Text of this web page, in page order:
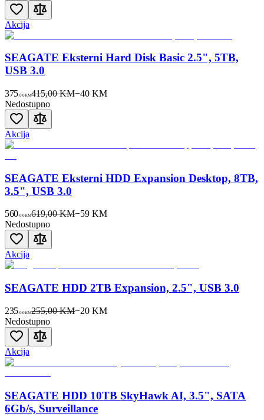
Akcija
SEAGATE Eksterni Hard Disk Basic 2.5", 5TB,
USB 3.0
375 00KM415,00 KM−40 KM
Nedostupno
Akcija
SEAGATE Eksterni HDD Expansion Desktop, 8TB,
3.5", USB 3.0
560 00KM619,00 KM−59 KM
Nedostupno
Akcija
SEAGATE HDD 2TB Expansion, 2.5", USB 3.0
235 00KM255,00 KM−20 KM
Nedostupno
Akcija
SEAGATE HDD 10TB SkyHawk AI, 3.5", SATA
6Gb/s, Surveillance